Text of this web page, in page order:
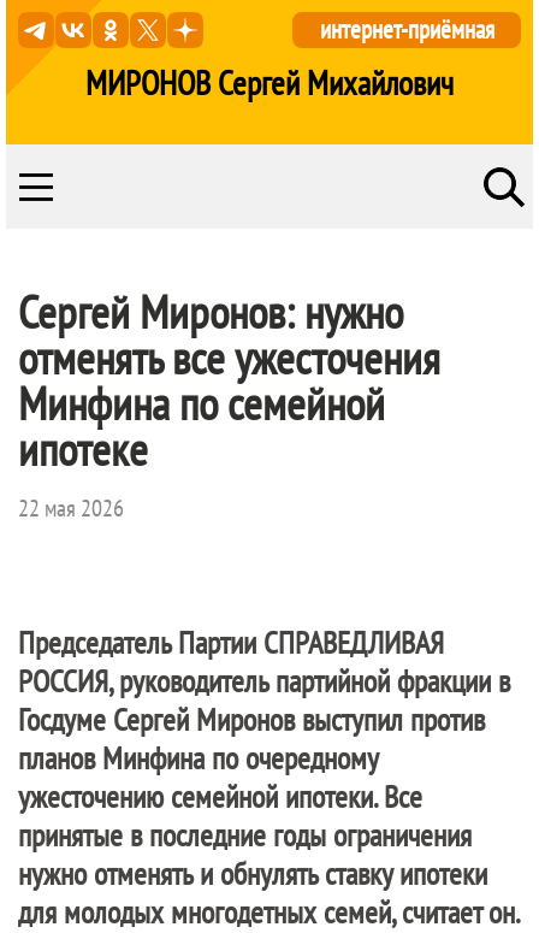
МИРОНОВ Сергей Михайлович
интернет-приёмная
Сергей Миронов: нужно
отменять все ужесточения
Минфина по семейной
ипотеке
22 мая 2026
Председатель Партии СПРАВЕДЛИВАЯ
РОССИЯ, руководитель партийной фракции в
Госдуме Сергей Миронов выступил против
планов Минфина по очередному
ужесточению семейной ипотеки. Все
принятые в последние годы ограничения
нужно отменять и обнулять ставку ипотеки
для молодых многодетных семей, считает он.